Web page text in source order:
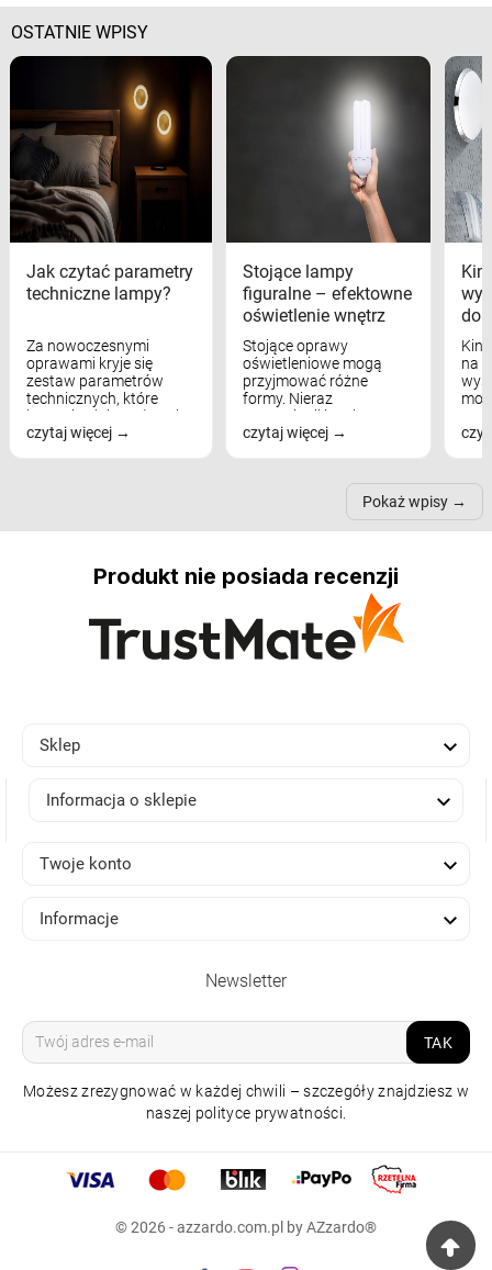
OSTATNIE WPISY
Jak czytać parametry
techniczne lampy?
Za nowoczesnymi
oprawami kryje się
zestaw parametrów
technicznych, które
bezpośrednio wpływają
na komfort widzenia,
czytaj więcej
Stojące lampy
figuralne – efektowne
oświetlenie wnętrz
Stojące oprawy
oświetleniowe mogą
przyjmować różne
formy. Nieraz
wspominaliśmy już
modele na łukowych
nich może przydać się w
czytaj więcej
na
Pokaż wpisy
Produkt nie posiada recenzji
LAMPA NATYNKOWA
SIENA 20W 3000K
365,00 zł
Sklep 
Informacja o sklepie 
Twoje konto 
Informacje 
Newsletter
TAK
Możesz zrezygnować w każdej chwili – szczegóły znajdziesz w
naszej polityce prywatności.
© 2026 - azzardo.com.pl by AZzardo®